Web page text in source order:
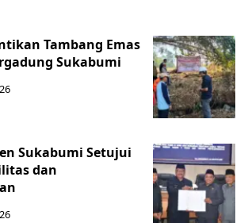
Tambang Emas
Sukabumi
Sukabumi Setujui
dan